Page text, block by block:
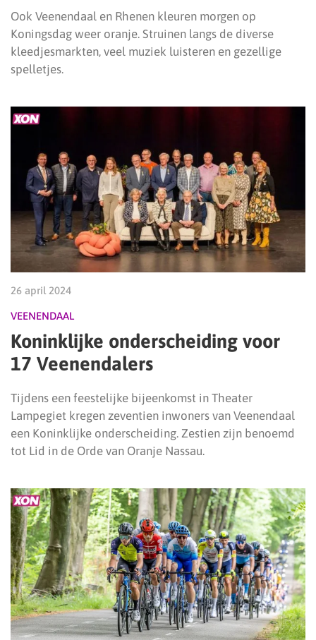
Ook Veenendaal en Rhenen kleuren morgen op
Koningsdag weer oranje. Struinen langs de diverse
kleedjesmarkten, veel muziek luisteren en gezellige
spelletjes.
26 april 2024
VEENENDAAL
Koninklijke onderscheiding voor
17 Veenendalers
Tijdens een feestelijke bijeenkomst in Theater
Lampegiet kregen zeventien inwoners van Veenendaal
een Koninklijke onderscheiding. Zestien zijn benoemd
tot Lid in de Orde van Oranje Nassau.